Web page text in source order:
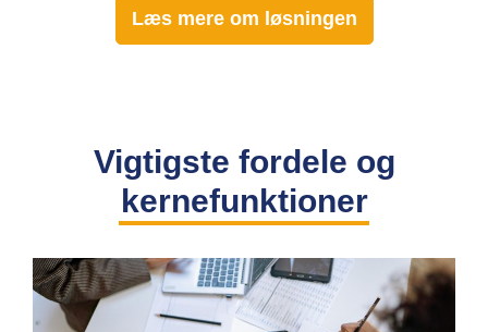
Læs mere om løsningen
Vigtigste fordele og
kernefunktioner